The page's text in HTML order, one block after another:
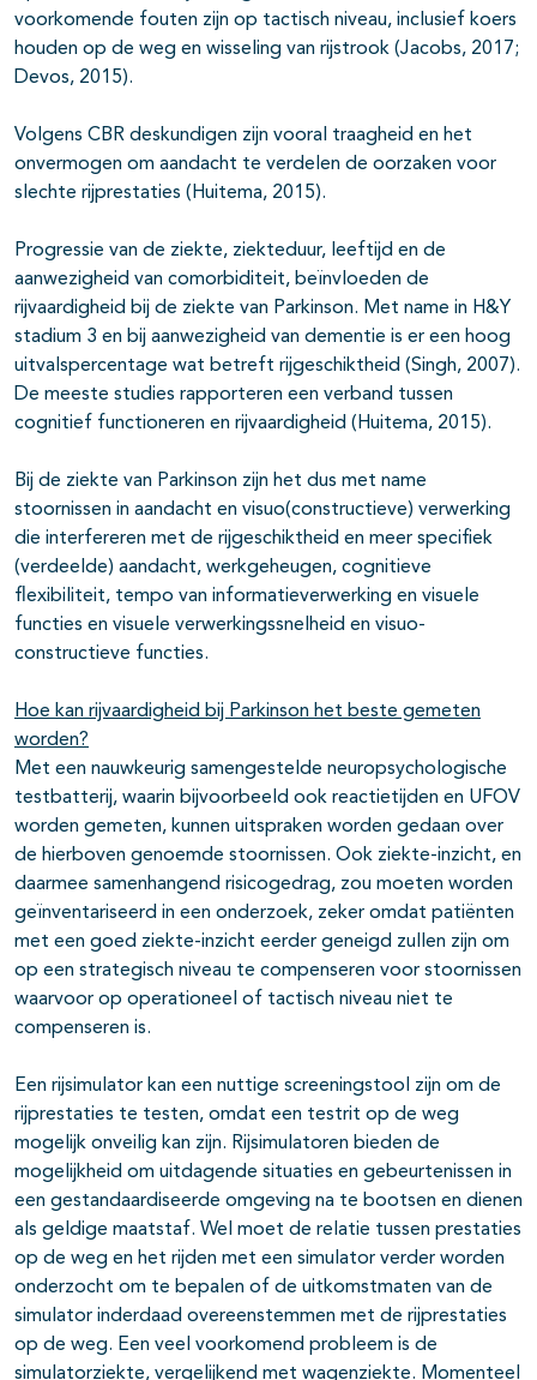
voorkomende fouten zijn op tactisch niveau, inclusief koers
houden op de weg en wisseling van rijstrook (Jacobs, 2017;
Devos, 2015).
Volgens CBR deskundigen zijn vooral traagheid en het
onvermogen om aandacht te verdelen de oorzaken voor
slechte rijprestaties (Huitema, 2015).
Progressie van de ziekte, ziekteduur, leeftijd en de
aanwezigheid van comorbiditeit, beïnvloeden de
rijvaardigheid bij de ziekte van Parkinson. Met name in H&Y
stadium 3 en bij aanwezigheid van dementie is er een hoog
uitvalspercentage wat betreft rijgeschiktheid (Singh, 2007).
De meeste studies rapporteren een verband tussen
cognitief functioneren en rijvaardigheid (Huitema, 2015).
Bij de ziekte van Parkinson zijn het dus met name
stoornissen in aandacht en visuo(constructieve) verwerking
die interfereren met de rijgeschiktheid en meer specifiek
(verdeelde) aandacht, werkgeheugen, cognitieve
flexibiliteit, tempo van informatieverwerking en visuele
functies en visuele verwerkingssnelheid en visuo-
constructieve functies.
Hoe kan rijvaardigheid bij Parkinson het beste gemeten
worden?
Met een nauwkeurig samengestelde neuropsychologische
testbatterij, waarin bijvoorbeeld ook reactietijden en UFOV
worden gemeten, kunnen uitspraken worden gedaan over
de hierboven genoemde stoornissen. Ook ziekte-inzicht, en
daarmee samenhangend risicogedrag, zou moeten worden
geïnventariseerd in een onderzoek, zeker omdat patiënten
met een goed ziekte-inzicht eerder geneigd zullen zijn om
op een strategisch niveau te compenseren voor stoornissen
waarvoor op operationeel of tactisch niveau niet te
compenseren is.
Een rijsimulator kan een nuttige screeningstool zijn om de
rijprestaties te testen, omdat een testrit op de weg
mogelijk onveilig kan zijn. Rijsimulatoren bieden de
mogelijkheid om uitdagende situaties en gebeurtenissen in
een gestandaardiseerde omgeving na te bootsen en dienen
als geldige maatstaf. Wel moet de relatie tussen prestaties
op de weg en het rijden met een simulator verder worden
onderzocht om te bepalen of de uitkomstmaten van de
simulator inderdaad overeenstemmen met de rijprestaties
op de weg. Een veel voorkomend probleem is de
simulatorziekte, vergelijkend met wagenziekte. Momenteel